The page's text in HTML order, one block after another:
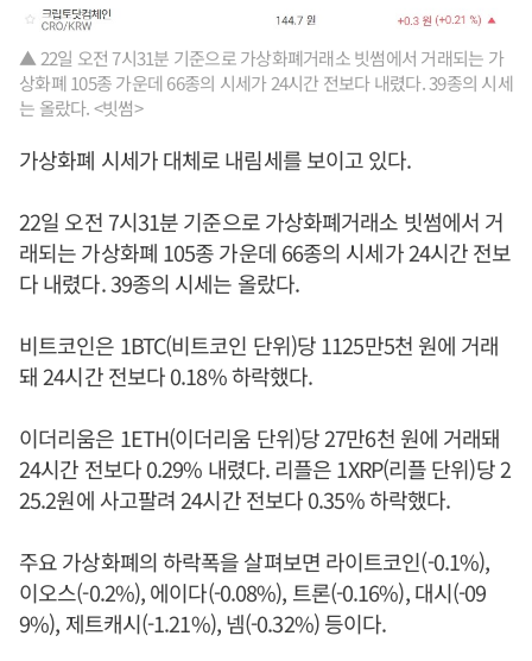
▲ 22일 오전 7시31분 기준으로 가상화폐거래소 빗썸에서 거래되는 가
상화폐 105종 가운데 66종의 시세가 24시간 전보다 내렸다. 39종의 시세
는 올랐다. <빗썸>
가상화폐 시세가 대체로 내림세를 보이고 있다.
22일 오전 7시31분 기준으로 가상화폐거래소 빗썸에서 거
래되는 가상화폐 105종 가운데 66종의 시세가 24시간 전보
다 내렸다. 39종의 시세는 올랐다.
비트코인은 1BTC(비트코인 단위)당 1125만5천 원에 거래
돼 24시간 전보다 0.18% 하락했다.
이더리움은 1ETH(이더리움 단위)당 27만6천 원에 거래돼
24시간 전보다 0.29% 내렸다. 리플은 1XRP(리플 단위)당 2
25.2원에 사고팔려 24시간 전보다 0.35% 하락했다.
주요 가상화폐의 하락폭을 살펴보면 라이트코인(-0.1%),
이오스(-0.2%), 에이다(-0.08%), 트론(-0.16%), 대시(-09
9%), 제트캐시(-1.21%), 넴(-0.32%) 등이다.